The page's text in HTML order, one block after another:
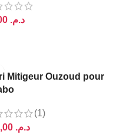
د.م.
Mitigeur Ouzoud pour
(1)
د.م.